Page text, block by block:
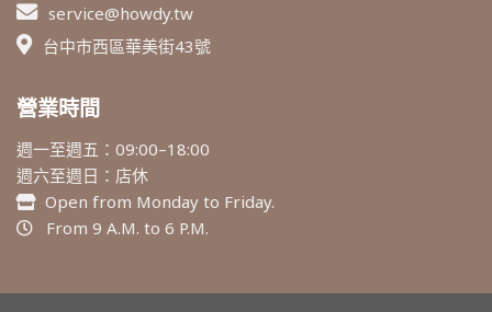
service@howdy.tw
台中市西區華美街43號
營業時間
週一至週五：09:00–18:00
週六至週日：店休
Open from Monday to Friday.
From 9 A.M. to 6 P.M.